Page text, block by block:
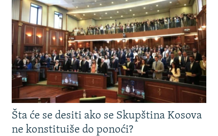
Šta će se desiti ako se Skupština Kosova
ne konstituiše do ponoći?